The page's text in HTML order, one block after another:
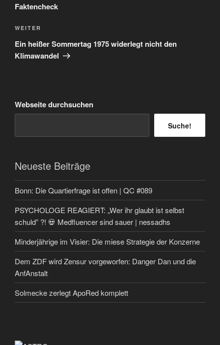
Faktencheck
Nächster
Beitrag
WEITER
Ein heißer Sommertag 1975 widerlegt nicht den
Klimawandel
Webseite durchsuchen
Suche!
Neueste Beiträge
Bonn: Die Quartierfrage ist offen | QC #089
PSYCHOLOGE REAGIERT: „Wer ihr glaubt ist selbst
schuld” ?! 💀 Medfluencer sind sauer | nessadhs
Minderjährige im Visier: Die miese Strategie der Konzerne
Dem ZDF wird Zensur vorgeworfen: Danger Dan und die
AnfAnstalt
Solmecke zerlegt ApoRed komplett